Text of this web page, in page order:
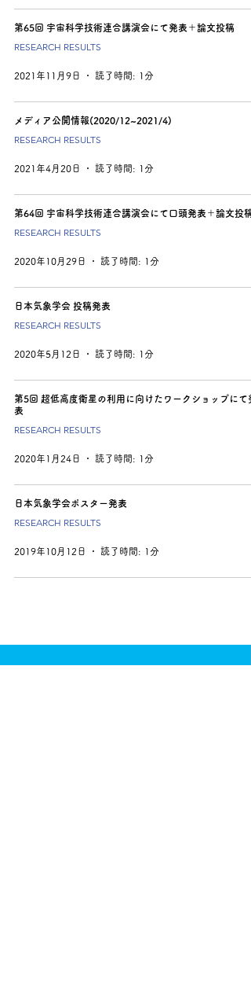
第65回 宇宙科学技術連合講演会にて発表＋論文投稿
RESEARCH RESULTS
2021年11月9日 読了時間: 1分
メディア公開情報(2020/12~2021/4)
RESEARCH RESULTS
2021年4月20日 読了時間: 1分
第64回 宇宙科学技術連合講演会にて口頭発表＋論文投稿
RESEARCH RESULTS
2020年10月29日 読了時間: 1分
日本気象学会 投稿発表
RESEARCH RESULTS
2020年5月12日 読了時間: 1分
第5回 超低高度衛星の利用に向けたワークショップにて
表
RESEARCH RESULTS
2020年1月24日 読了時間: 1分
日本気象学会ポスター発表
RESEARCH RESULTS
2019年10月12日 読了時間: 1分